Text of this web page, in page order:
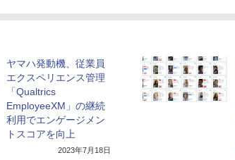
ヤマハ発動機、従業員
エクスペリエンス管理
「Qualtrics
EmployeeXM」の継続
利用でエンゲージメン
トスコアを向上
2023年7月18日